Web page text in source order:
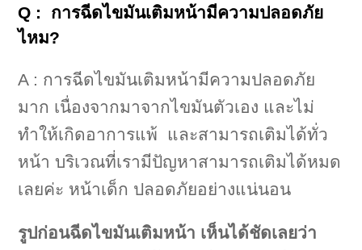
Q : การฉีดไขมันเติมหน้ามีความปลอดภัย
ไหม?
A : การฉีดไขมันเติมหน้ามีความปลอดภัย
มาก เนื่องจากมาจากไขมันตัวเอง และไม่
ทำให้เกิดอาการแพ้ และสามารถเติมได้ทั่ว
หน้า บริเวณที่เรามีปัญหาสามารถเติมได้หมด
เลยค่ะ หน้าเด็ก ปลอดภัยอย่างแน่นอน
รูปก่อนฉีดไขมันเติมหน้า เห็นได้ชัดเลยว่า